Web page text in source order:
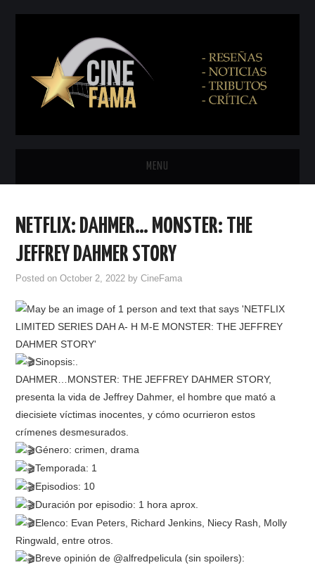
MENU
EN CINES
NETFLIX
RESEÑAS
ESPAÑOL
NETFLIX: DAHMER… MONSTER: THE
JEFFREY DAHMER STORY
Posted onOctober 2, 2022 byCineFama
Sinopsis:.
DAHMER…MONSTER: THE JEFFREY DAHMER STORY,
presenta la vida de Jeffrey Dahmer, el hombre que mató a
diecisiete víctimas inocentes, y cómo ocurrieron estos
crímenes desmesurados.
Género: crimen, drama
Temporada: 1
Episodios: 10
Duración por episodio: 1 hora aprox.
Elenco: Evan Peters, Richard Jenkins, Niecy Rash, Molly
Ringwald, entre otros.
Breve opinión de @alfredpelicula (sin spoilers):